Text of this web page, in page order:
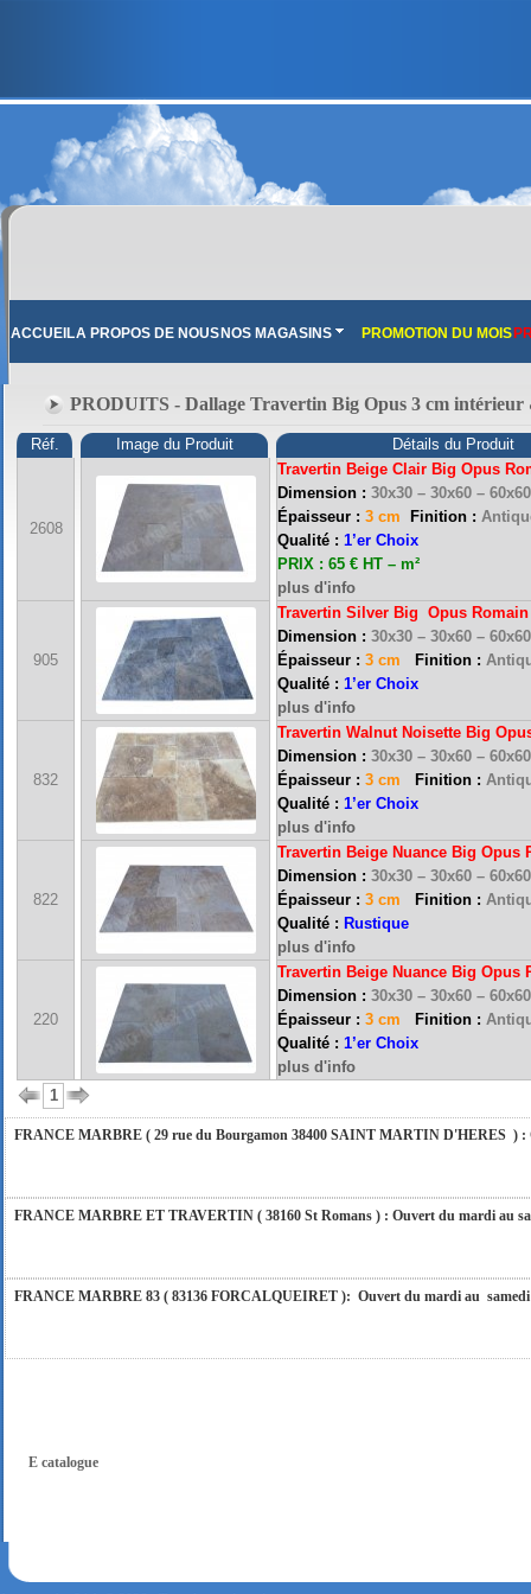
ACCUEILA PROPOS DE NOUS NOS MAGASINS PROMOTION DU MOIS
PRODUITS - Dallage Travertin Big Opus 3 cm
Réf. Image du Produit Détails du Produit
2608
Travertin Beige Clair Big Opus
Dimension : 30x30 – 30x60 –
Épaisseur : 3 cm Finition :
Qualité : 1’er Choix
PRIX : 65 € HT – m²
plus d'info
905
Travertin Silver Big Opus Romain
Dimension : 30x30 – 30x60 –
Épaisseur : 3 cm Finition :
Qualité : 1’er Choix
plus d'info
832
Travertin Walnut Noisette Big
Dimension : 30x30 – 30x60 –
Épaisseur : 3 cm Finition :
Qualité : 1’er Choix
plus d'info
822
Travertin Beige Nuance Big Opus
Dimension : 30x30 – 30x60 –
Épaisseur : 3 cm Finition :
Qualité : Rustique
plus d'info
220
Travertin Beige Nuance Big Opus
Dimension : 30x30 – 30x60 –
Épaisseur : 3 cm Finition :
Qualité : 1’er Choix
plus d'info
1
FRANCE MARBRE 13 ( 13680 LANCON PROVENCE ): Ouvert du mardi au
FRANCE MARBRE 84 ( 84600 VALREAS ): Ouvert du mardi au samedi inclus de
FERMETURE POUR CONGES ANNUELS : Nous serons fermés du 10 au 31
vous répondrons dans les meilleurs délais. Nous aurons le plaisir de vous
FRANCE MARBRE ( 29 rue du Bourgamon 38400 SAINT MARTIN D'HERES ) :
FRANCE MARBRE ET TRAVERTIN ( 38160 St Romans ) : Ouvert du mardi au
FRANCE MARBRE 83 ( 83136 FORCALQUEIRET ): Ouvert du mardi au samedi
FRANCE MARBRE 84 ( 84600 VALREAS ): Ouvert du mardi au samedi inclus de
E catalogue